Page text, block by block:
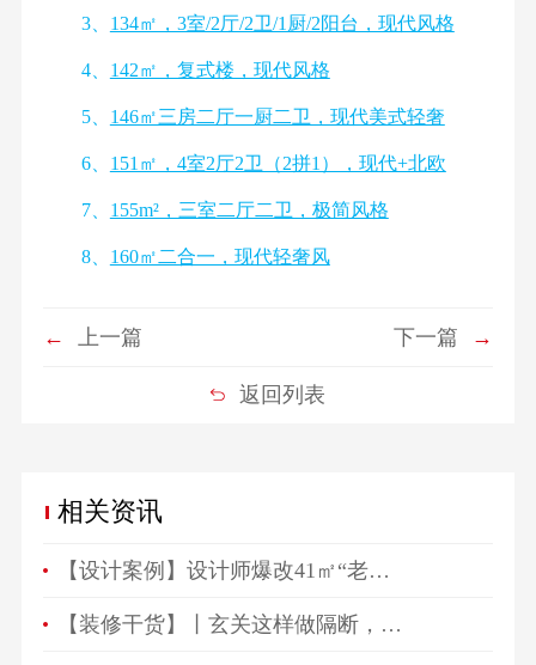
3、 134㎡，3室/2厅/2卫/1厨/2阳台，现代风格
4、 142㎡，复式楼，现代风格
5、 146㎡三房二厅一厨二卫，现代美式轻奢
6、 151㎡，4室2厅2卫（2拼1），现代+北欧
7、 155m²，三室二厅二卫，极简风格
8、 160㎡二合一，现代轻奢风
← 上一篇 下一篇 →
返回列表
相关资讯
【设计案例】设计师爆改41㎡“老破小”，一房变三房，住祖孙三代五口人不拥挤！
【装修干货】丨玄关这样做隔断，一进门就被惊艳！